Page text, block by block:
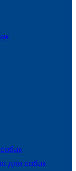
для собак